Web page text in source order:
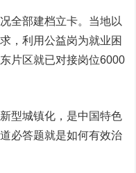
部建档立卡。当地以
，利用公益岗为就业困
片区就已对接岗位6000
城镇化，是中国特色
必答题就是如何有效治